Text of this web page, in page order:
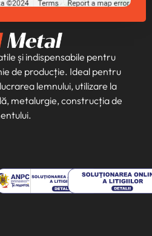
și indispensabile pentru
de producție. Ideal pentru
lemnului, utilizare la
metalurgie, construcția de